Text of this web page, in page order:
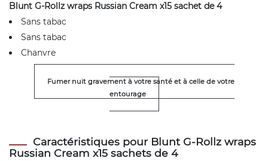
Blunt G-Rollz wraps Russian Cream x15 sachet de 4
Sans tabac
Sans tabac
Chanvre
Fumer nuit gravement à votre santé et à celle de votre
entourage
Caractéristiques pour Blunt G-Rollz wraps
Russian Cream x15 sachets de 4